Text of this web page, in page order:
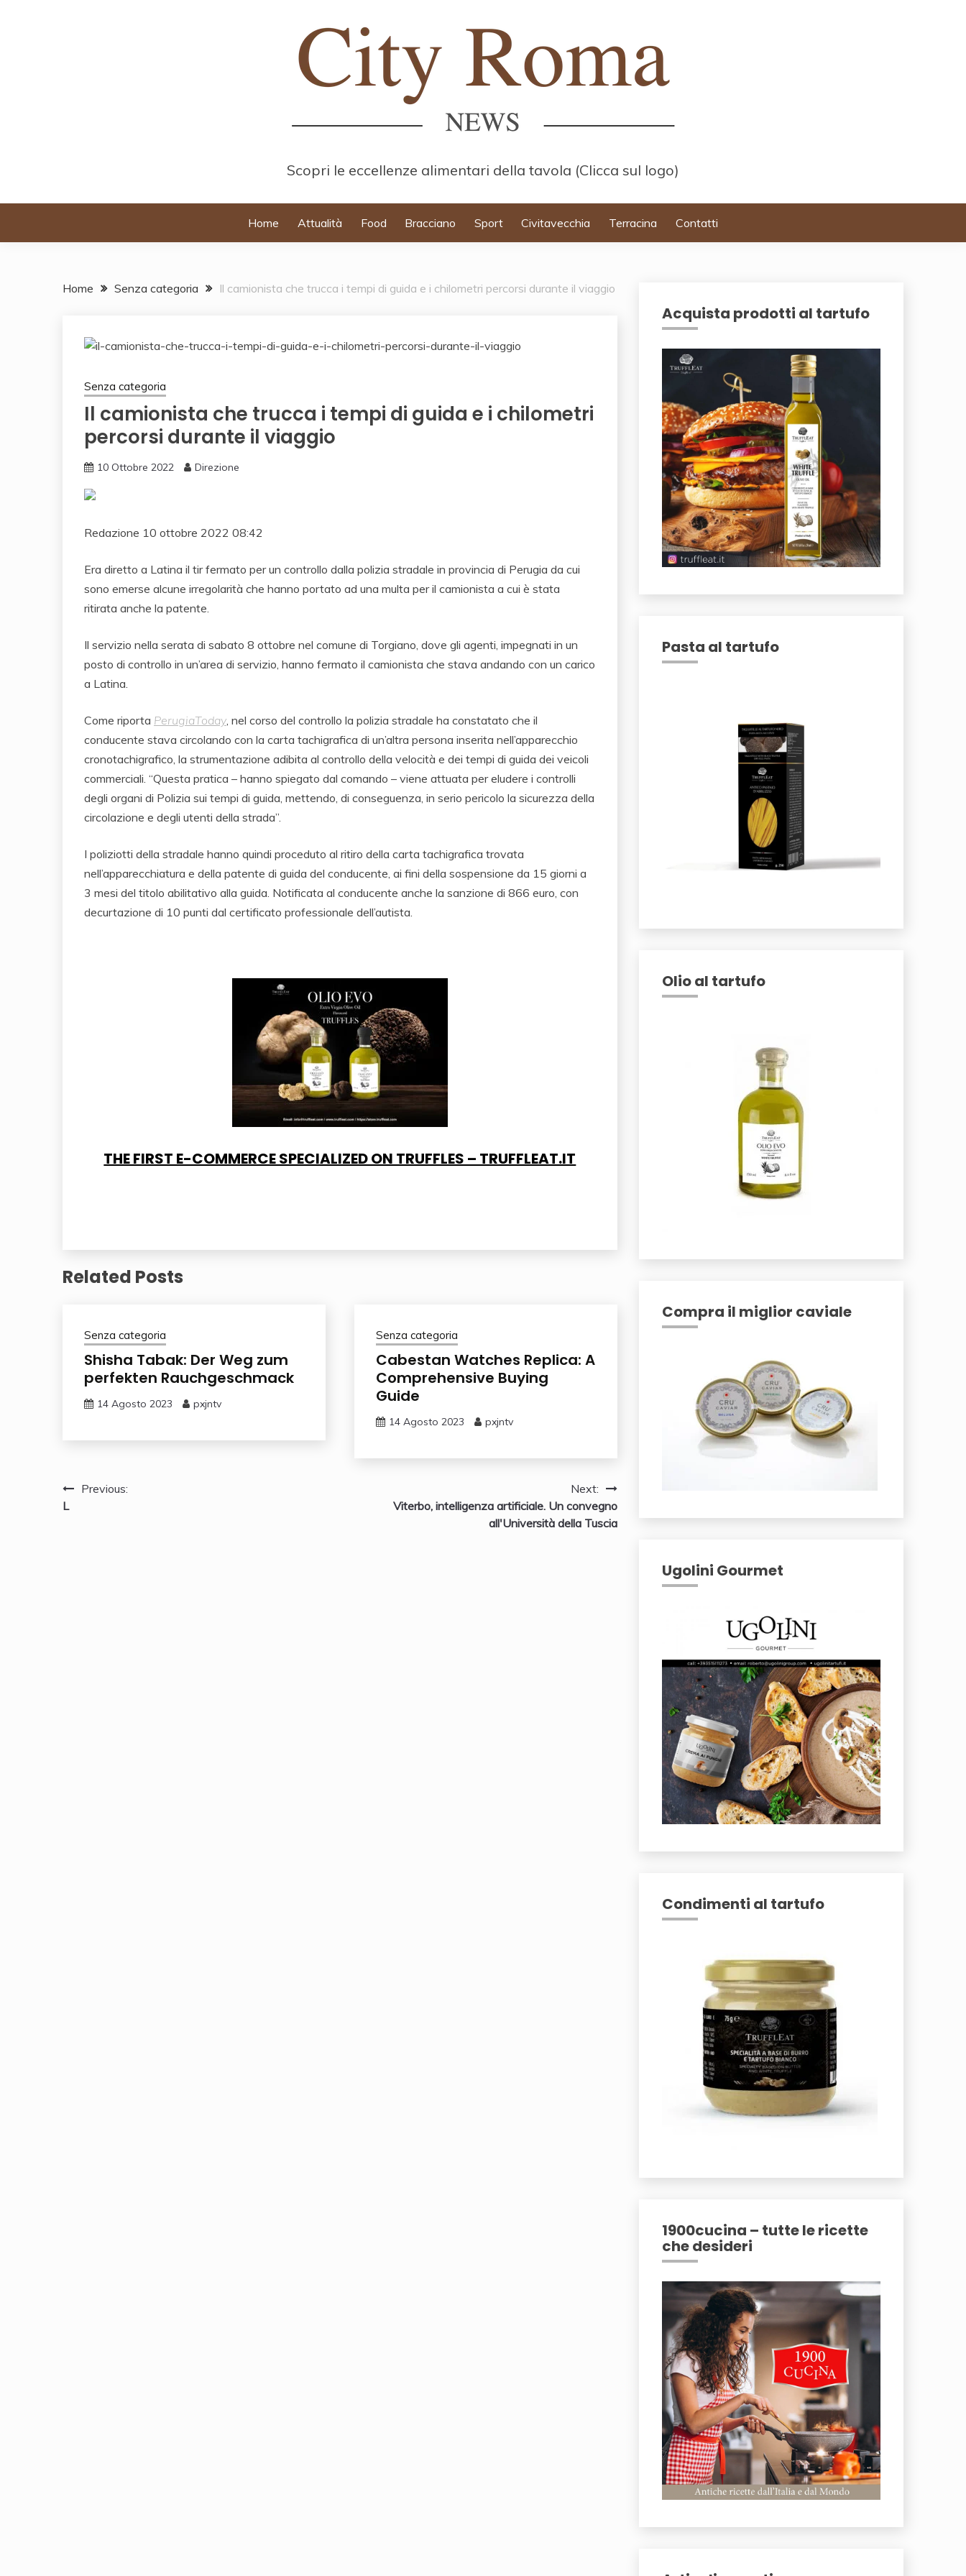
Scopri le eccellenze alimentari della tavola (Clicca sul logo)
Home Attualità Food Bracciano Sport Civitavecchia Terracina Contatti
Home Senza categoria Il camionista che trucca i tempi di guida e i chilometri percorsi durante il viaggio
Senza categoria
Il camionista che trucca i tempi di guida e i chilometri
percorsi durante il viaggio
10 Ottobre 2022 Direzione
Redazione 10 ottobre 2022 08:42
Era diretto a Latina il tir fermato per un controllo dalla polizia stradale in provincia di Perugia da cui
sono emerse alcune irregolarità che hanno portato ad una multa per il camionista a cui è stata
ritirata anche la patente.
Il servizio nella serata di sabato 8 ottobre nel comune di Torgiano, dove gli agenti, impegnati in un
posto di controllo in un’area di servizio, hanno fermato il camionista che stava andando con un carico
a Latina.
Come riporta PerugiaToday, nel corso del controllo la polizia stradale ha constatato che il
conducente stava circolando con la carta tachigrafica di un’altra persona inserita nell’apparecchio
cronotachigrafico, la strumentazione adibita al controllo della velocità e dei tempi di guida dei veicoli
commerciali. “Questa pratica – hanno spiegato dal comando – viene attuata per eludere i controlli
degli organi di Polizia sui tempi di guida, mettendo, di conseguenza, in serio pericolo la sicurezza della
circolazione e degli utenti della strada”.
I poliziotti della stradale hanno quindi proceduto al ritiro della carta tachigrafica trovata
nell’apparecchiatura e della patente di guida del conducente, ai fini della sospensione da 15 giorni a
3 mesi del titolo abilitativo alla guida. Notificata al conducente anche la sanzione di 866 euro, con
decurtazione di 10 punti dal certificato professionale dell’autista.
THE FIRST E-COMMERCE SPECIALIZED ON TRUFFLES – TRUFFLEAT.IT
Related Posts
Senza categoria
Shisha Tabak: Der Weg zum
perfekten Rauchgeschmack
14 Agosto 2023 pxjntv
Senza categoria
Cabestan Watches Replica: A
Comprehensive Buying
Guide
14 Agosto 2023 pxjntv
Navigazione
articoli
Previous:
L
Next:
Viterbo, intelligenza artificiale. Un convegno
all'Università della Tuscia
Acquista prodotti al tartufo
Pasta al tartufo
Olio al tartufo
Compra il miglior caviale
Ugolini Gourmet
Condimenti al tartufo
1900cucina – tutte le ricette
che desideri